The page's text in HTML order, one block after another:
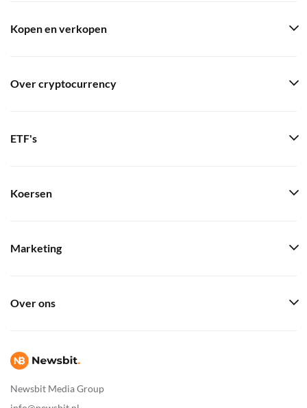
Newsbit Media Group
Kopen en verkopen
Over cryptocurrency
ETF's
Koersen
Marketing
Over ons